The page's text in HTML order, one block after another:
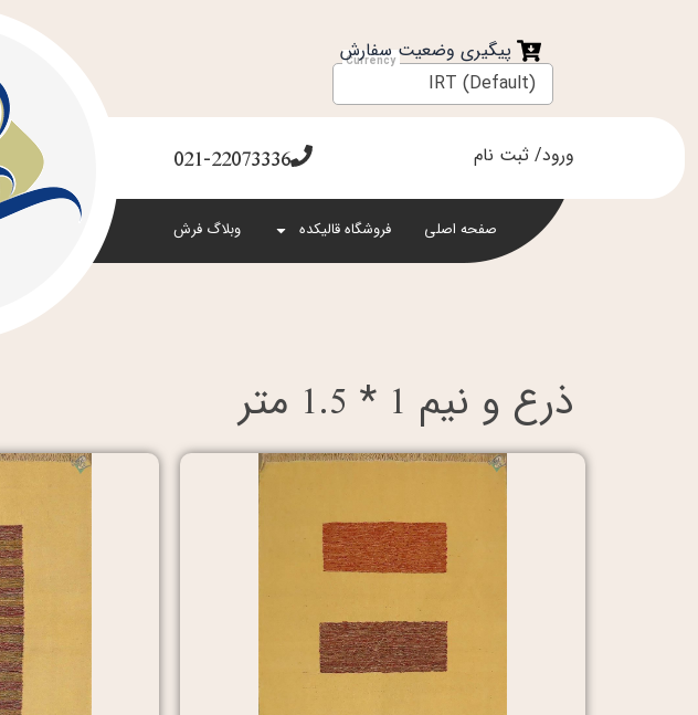
پیگیری وضعیت سفارش
IRT (Default)
ورود/ ثبت نام 021-22073336
صفحه اصلی فروشگاه قالیکده وبلاگ فرش
ذرع و نیم 1 * 1.5 متر